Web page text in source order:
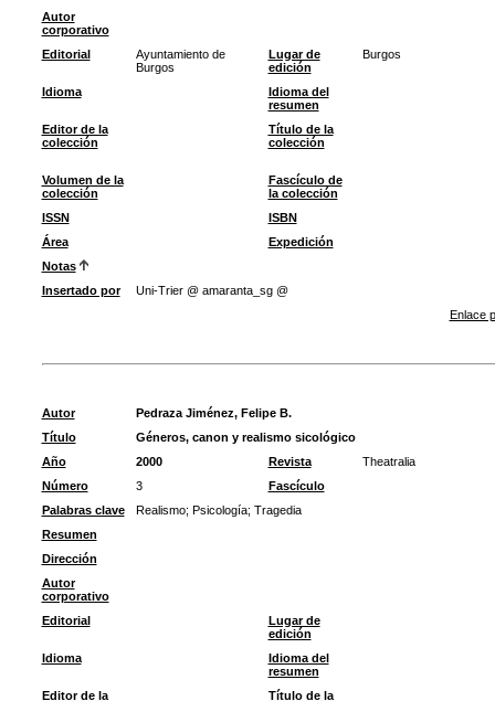
Autor
corporativo
Editorial
Ayuntamiento de
Burgos
Lugar de
edición
Burgos
Idioma
Idioma del
resumen
Editor de la
colección
Título de la
colección
Volumen de la
colección
Fascículo de
la colección
ISSN
ISBN
Área
Expedición
Notas
Insertado por
Uni-Trier @ amaranta_sg @
Enlace
Autor
Pedraza Jiménez, Felipe B.
Título
Géneros, canon y realismo sicológico
Año
2000 Revista
Theatralia
Número
3
Fascículo
Palabras clave
Realismo; Psicología; Tragedia
Resumen
Dirección
Autor
corporativo
Editorial
Lugar de
edición
Idioma
Idioma del
resumen
Editor de la
Título de la